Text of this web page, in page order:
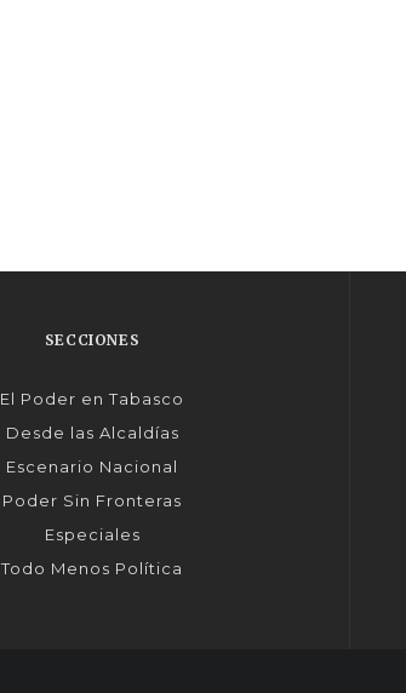
SECCIONES
El Poder en Tabasco
Desde las Alcaldías
Escenario Nacional
Poder Sin Fronteras
Especiales
Todo Menos Política